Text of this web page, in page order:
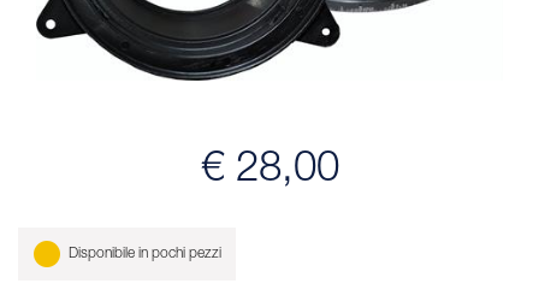
€ 28,00
Disponibile in pochi pezzi